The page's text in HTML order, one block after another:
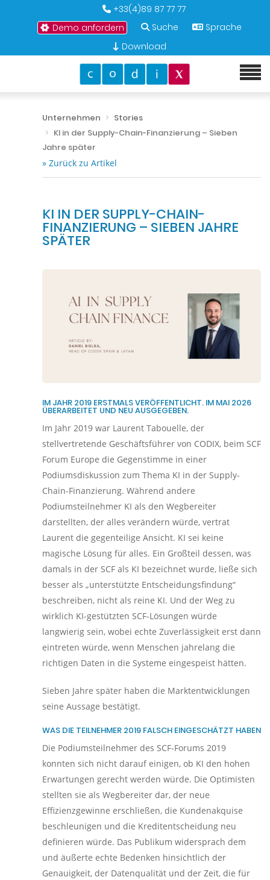
+33(4)89 87 77 77
Demo anfordern
Suche
Sprache
Download
Unternehmen
Stories
KI in der Supply-Chain-Finanzierung – Sieben
Jahre später
» Zurück zu Artikel
KI IN DER SUPPLY-CHAIN-
FINANZIERUNG – SIEBEN JAHRE
SPÄTER
IM JAHR 2019 ERSTMALS VERÖFFENTLICHT. IM MAI 2026
ÜBERARBEITET UND NEU AUSGEGEBEN.
Im Jahr 2019 war Laurent Tabouelle, der
stellvertretende Geschäftsführer von CODIX, beim SCF
Forum Europe die Gegenstimme in einer
Podiumsdiskussion zum Thema KI in der Supply-
Chain-Finanzierung. Während andere
Podiumsteilnehmer KI als den Wegbereiter
darstellten, der alles verändern würde, vertrat
Laurent die gegenteilige Ansicht. KI sei keine
magische Lösung für alles. Ein Großteil dessen, was
damals in der SCF als KI bezeichnet wurde, ließe sich
besser als „unterstützte Entscheidungsfindung“
beschreiben, nicht als reine KI. Und der Weg zu
wirklich KI-gestützten SCF-Lösungen würde
langwierig sein, wobei echte Zuverlässigkeit erst dann
eintreten würde, wenn Menschen jahrelang die
richtigen Daten in die Systeme eingespeist hätten.
Sieben Jahre später haben die Marktentwicklungen
seine Aussage bestätigt.
WAS DIE TEILNEHMER 2019 FALSCH EINGESCHÄTZT HABEN
Die Podiumsteilnehmer des SCF-Forums 2019
konnten sich nicht darauf einigen, ob KI den hohen
Erwartungen gerecht werden würde. Die Optimisten
stellten sie als Wegbereiter dar, der neue
Effizienzgewinne erschließen, die Kundenakquise
beschleunigen und die Kreditentscheidung neu
definieren würde. Das Publikum widersprach dem
und äußerte echte Bedenken hinsichtlich der
Genauigkeit, der Datenqualität und der Zeit, die für